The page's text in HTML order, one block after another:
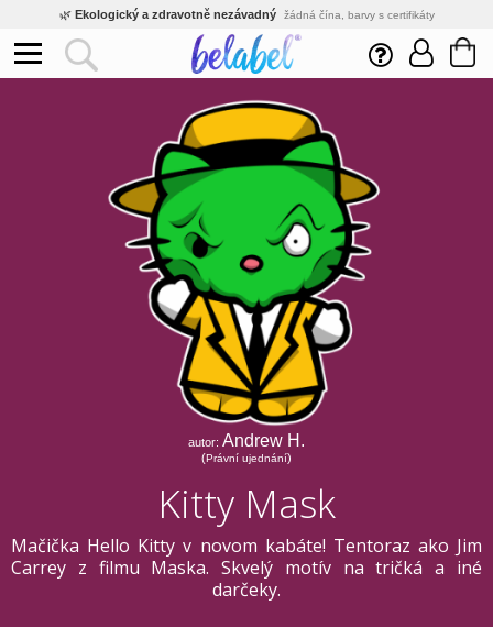
🌿 Ekologický a zdravotně nezávadný žádná čína, barvy s certifikáty
Inovativní výroba vlastní vývoj, nejnovější technologie
Rychlé dodání expedujeme do 24h
Výhodné pro firmy velké množstevní slevy
Kvalita pod kontrolou jsme přímý výrobce, žádný zprostředkovatel
Eshop s tradicí od roku 2010 tisíce spokojených zákazníků
autor: Andrew H.
(Právní ujednání)
Kitty Mask
Mačička Hello Kitty v novom kabáte! Tentoraz ako Jim
Carrey z filmu Maska. Skvelý motív na tričká a iné
darčeky.